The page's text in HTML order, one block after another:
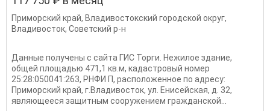
Приморский край, Владивостокский городской округ,
Владивосток, Советский р-н
Данные получены с сайта ГИС Торги. Нежилое здание,
общей площадью 471,1 кв.м, кадастровый номер
25:28:050041:263, РНФИ П, расположенное по адресу:
Приморский край, г.Владивосток, ул. Енисейская, д. 32,
являющееся защитным сооружением гражданской...